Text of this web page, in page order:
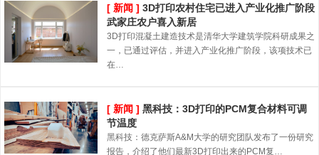
[ 新闻 ] 3D打印农村住宅已进入产业化推广阶段
武家庄农户喜入新居
3D打印混凝土建造技术是清华大学建筑学院科研成果之
一，已通过评估，并进入产业化推广阶段，该项技术已
在…
[ 新闻 ] 黑科技：3D打印的PCM复合材料可调
节温度
黑科技：德克萨斯A&M大学的研究团队发布了一份研究
报告，介绍了他们最新3D打印出来的PCM复…